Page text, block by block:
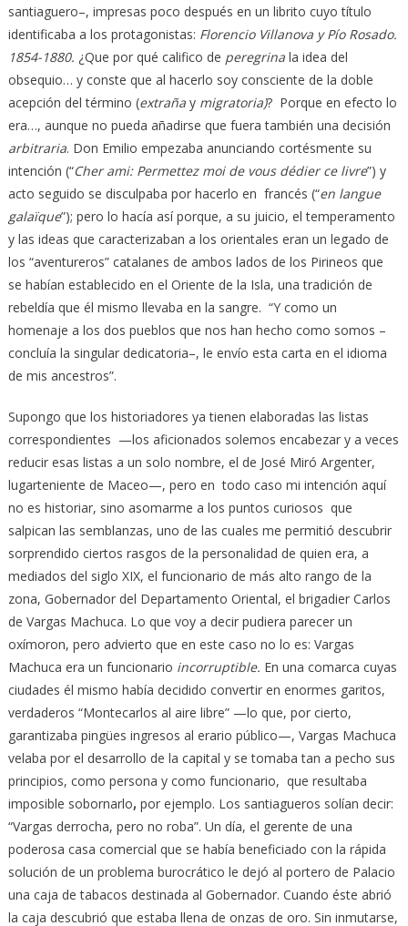
santiaguero–, impresas poco después en un librito cuyo título
identificaba a los protagonistas: Florencio Villanova y Pío Rosado.
1854-1880. ¿Que por qué califico de peregrinala idea del
obsequio… y conste que al hacerlo soy consciente de la doble
acepción del término (extrañay migratoria)? Porque en efecto lo
era…, aunque no pueda añadirse que fuera también una decisión
arbitraria. Don Emilio empezaba anunciando cortésmente su
intención (“Cher ami: Permettez moi de vous dédier ce livre”) y
acto seguido se disculpaba por hacerlo en francés (“en langue
galaïque”); pero lo hacía así porque, a su juicio, el temperamento
y las ideas que caracterizaban a los orientales eran un legado de
los “aventureros” catalanes de ambos lados de los Pirineos que
se habían establecido en el Oriente de la Isla, una tradición de
rebeldía que él mismo llevaba en la sangre. “Y como un
homenaje a los dos pueblos que nos han hecho como somos –
concluía la singular dedicatoria–, le envío esta carta en el idioma
de mis ancestros”.
Supongo que los historiadores ya tienen elaboradas las listas
correspondientes —los aficionados solemos encabezar y a veces
reducir esas listas a un solo nombre, el de José Miró Argenter,
lugarteniente de Maceo—, pero en todo caso mi intención aquí
no es historiar, sino asomarme a los puntos curiosos que
salpican las semblanzas, uno de las cuales me permitió descubrir
sorprendido ciertos rasgos de la personalidad de quien era, a
mediados del siglo XIX, el funcionario de más alto rango de la
zona, Gobernador del Departamento Oriental, el brigadier Carlos
de Vargas Machuca. Lo que voy a decir pudiera parecer un
oxímoron, pero advierto que en este caso no lo es: Vargas
Machuca era un funcionario incorruptible. En una comarca cuyas
ciudades él mismo había decidido convertir en enormes garitos,
verdaderos “Montecarlos al aire libre” —lo que, por cierto,
garantizaba pingües ingresos al erario público—, Vargas Machuca
velaba por el desarrollo de la capital y se tomaba tan a pecho sus
principios, como persona y como funcionario, que resultaba
imposible sobornarlo, por ejemplo. Los santiagueros solían decir:
“Vargas derrocha, pero no roba”. Un día, el gerente de una
poderosa casa comercial que se había beneficiado con la rápida
solución de un problema burocrático le dejó al portero de Palacio
una caja de tabacos destinada al Gobernador. Cuando éste abrió
la caja descubrió que estaba llena de onzas de oro. Sin inmutarse,